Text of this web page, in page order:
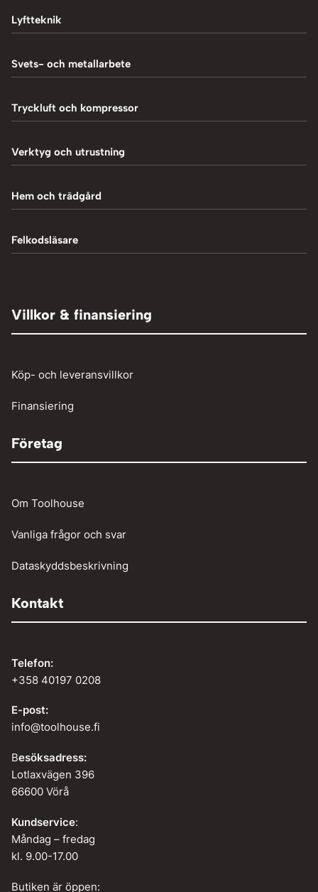
Balanseringsmaskiner
Chockluftare
Däckmaskiner
Däckventiler
Tillbehör och verktyg
Lyftteknik
1-Pelarlyft
4-Pelarlyft
Saxlyft - Låglyft
Svets- och metallarbete
Induktionsvärmare
MIG-svetsning
Plasmaskärning
Tryckluft och kompressor
Blästring
Luftpåfyllare
Mutterdragare
Verktyg och utrustning
Batteriladdare
Hydraulpressar
Verkstadstvätt
Vinschar
Hem och trädgård
Vedklyvar
Felkodsläsare
Person och paketbil
Villkor & finansiering
Köp- och leveransvillkor
Finansiering
Företag
Om Toolhouse
Vanliga frågor och svar
Dataskyddsbeskrivning
Kontakt
Telefon:
+358 40197 0208
E-post:
info@toolhouse.fi
Besöksadress:
Lotlaxvägen 396
66600 Vörå
Kundservice:
Måndag – fredag
kl. 9.00-17.00
Butiken är öppen: